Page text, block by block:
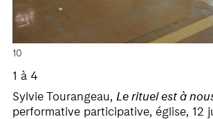
10
1 à 4
Sylvie Tourangeau, Le rituel est à
performative participative, église, 12